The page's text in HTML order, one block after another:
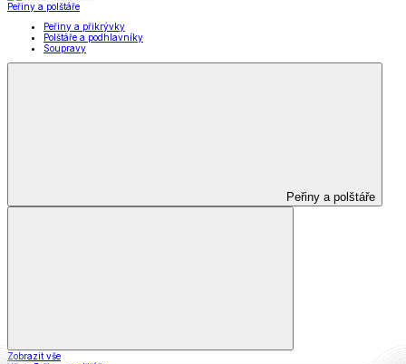
Peřiny a polštáře
Peřiny a přikrývky
Polštáře a podhlavníky
Soupravy
Peřiny a polštáře
Zobrazit vše